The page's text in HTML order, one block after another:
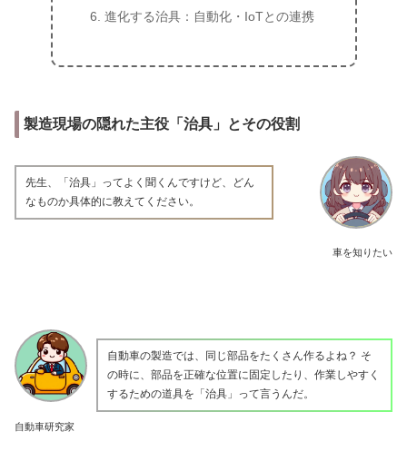
進化する治具：自動化・IoTとの連携
製造現場の隠れた主役「治具」とその役割
車を知りたい
先生、「治具」ってよく聞くんですけど、どん
なものか具体的に教えてください。
自動車研究家
自動車の製造では、同じ部品をたくさん作るよね？ そ
の時に、部品を正確な位置に固定したり、作業しやすく
するための道具を「治具」って言うんだ。